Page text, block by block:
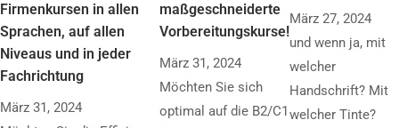
Firmenkursen in allen
Sprachen, auf allen
Niveaus und in jeder
Fachrichtung
März 31, 2024
maßgeschneiderte
Vorbereitungskurse!
März 31, 2024
Möchten Sie sich
optimal auf die B2/C1
März 27, 2024
und wenn ja, mit
welcher
Handschrift? Mit
welcher Tinte?